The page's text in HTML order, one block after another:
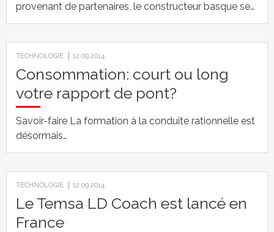
provenant de partenaires, le constructeur basque se…
TECHNOLOGIE 12.09.2014
Consommation: court ou long
votre rapport de pont?
Savoir-faire La formation à la conduite rationnelle est
désormais…
TECHNOLOGIE 12.09.2014
Le Temsa LD Coach est lancé en
France